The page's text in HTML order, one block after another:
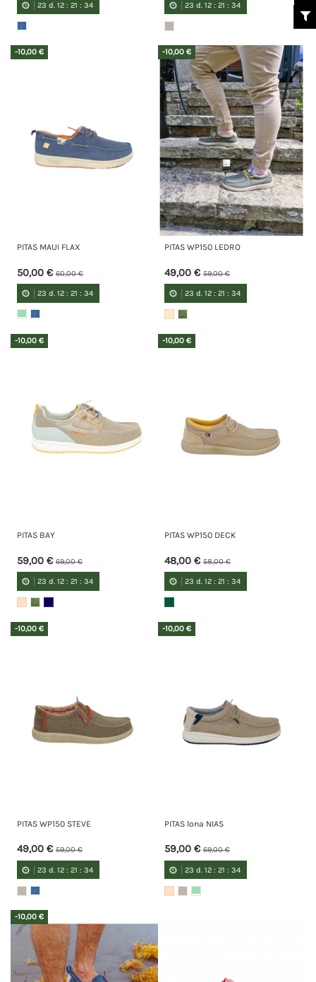
23 d. 12 :21 :34 23 d. 12 :21 :34
-10,00 €
PITAS MAUI FLAX
50,00 €60,00 €
23 d. 12 :21 :34
-10,00 €
PITAS WP150 LEDRO
49,00 €59,00 €
23 d. 12 :21 :34
-10,00 €
PITAS BAY
59,00 €69,00 €
23 d. 12 :21 :34
-10,00 €
PITAS WP150 DECK
48,00 €58,00 €
23 d. 12 :21 :34
-10,00 €
PITAS WP150 STEVE
49,00 €59,00 €
23 d. 12 :21 :34
-10,00 €
PITAS lona NIAS
59,00 €69,00 €
23 d. 12 :21 :34
-10,00 €